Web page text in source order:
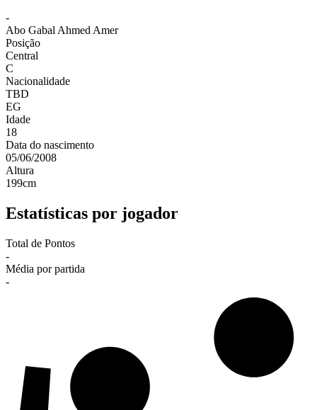
-
Abo Gabal Ahmed Amer
Posição
Central
C
Nacionalidade
TBD
EG
Idade
18
Data do nascimento
05/06/2008
Altura
199cm
Estatísticas por jogador
Total de Pontos
-
Média por partida
-